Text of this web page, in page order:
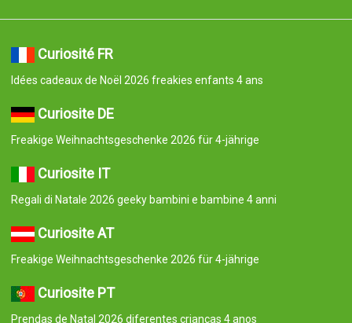
Curiosité FR
Idées cadeaux de Noël 2026 freakies enfants 4 ans
Curiosite DE
Freakige Weihnachtsgeschenke 2026 für 4-jährige
Curiosite IT
Regali di Natale 2026 geeky bambini e bambine 4 anni
Curiosite AT
Freakige Weihnachtsgeschenke 2026 für 4-jährige
Curiosite PT
Prendas de Natal 2026 diferentes crianças 4 anos